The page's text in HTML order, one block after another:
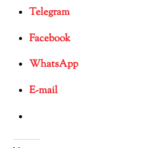
Telegram
Facebook
WhatsApp
E-mail